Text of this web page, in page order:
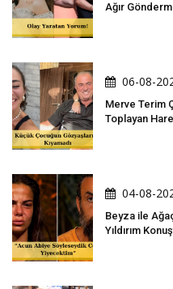
Ağır
06-08-
Merve Terim
Toplayan
04-08-
Beyza ile
Yıldırım